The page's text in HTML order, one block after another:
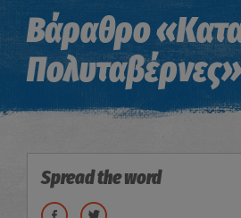
Η εικόνα ενδέχεται να
Βάραθρο
Πολυταβέρνες»
Spread the word